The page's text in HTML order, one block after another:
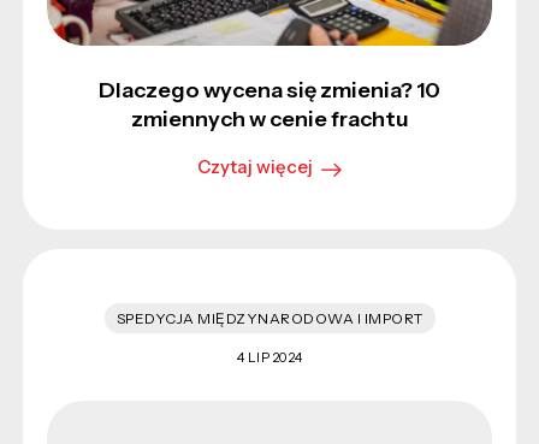
Dlaczego wycena się zmienia? 10
zmiennych w cenie frachtu
Czytaj więcej
SPEDYCJA MIĘDZYNARODOWA I IMPORT
4 LIP 2024